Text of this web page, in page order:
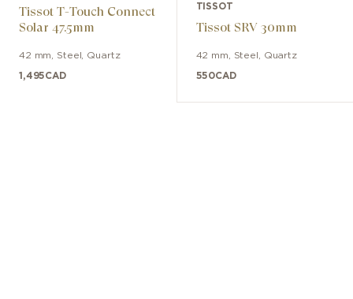
Tissot T-Touch Connect
Solar 47.5mm
42 mm Steel Quartz
1,495CAD
TISSOT
Tissot SRV 30mm
42 mm Steel Quartz
550CAD